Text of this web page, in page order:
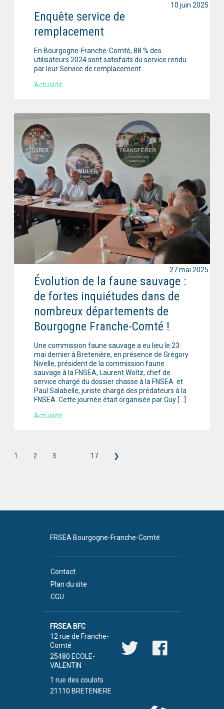
Enquête service de
remplacement
En Bourgogne-Franche-Comté, 88 % des
utilisateurs 2024 sont satisfaits du service rendu
par leur Service de remplacement.
Actualité
10 juin 2025
Évolution de la faune sauvage :
de fortes inquiétudes dans de
nombreux départements de
Bourgogne Franche-Comté !
Une commission faune sauvage a eu lieu le 23
mai dernier à Bretenière, en présence de Grégory
Nivelle, président de la commission faune
sauvage à la FNSEA, Laurent Woltz, chef de
service chargé du dossier chasse à la FNSEA et
Paul Salabelle, juriste chargé des prédateurs à la
FNSEA. Cette journée était organisée par Guy […]
Actualité
27 mai 2025
1 2 3 17 ❯
FRSEA Bourgogne-Franche-Comté
Contact
Plan du site
CGU
FRSEA BFC
12 rue de Franche-
Comté
25480 ECOLE-
VALENTIN
1 rue des coulots
21110 BRETENIERE